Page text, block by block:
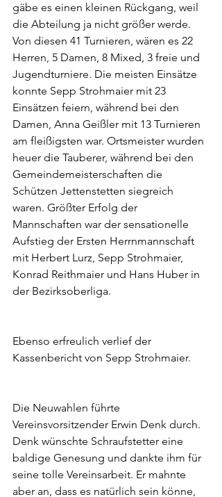
gäbe es einen kleinen Rückgang, weil
die Abteilung ja nicht größer werde.
Von diesen 41 Turnieren, wären es 22
Herren, 5 Damen, 8 Mixed, 3 freie und
Jugendturniere. Die meisten Einsätze
konnte Sepp Strohmaier mit 23
Einsätzen feiern, während bei den
Damen, Anna Geißler mit 13 Turnieren
am fleißigsten war. Ortsmeister wurden
heuer die Tauberer, während bei den
Gemeindemeisterschaften die
Schützen Jettenstetten siegreich
waren. Größter Erfolg der
Mannschaften war der sensationelle
Aufstieg der Ersten Herrnmannschaft
mit Herbert Lurz, Sepp Strohmaier,
Konrad Reithmaier und Hans Huber in
der Bezirksoberliga.
Ebenso erfreulich verlief der
Kassenbericht von Sepp Strohmaier.
Die Neuwahlen führte
Vereinsvorsitzender Erwin Denk durch.
Denk wünschte Schraufstetter eine
baldige Genesung und dankte ihm für
seine tolle Vereinsarbeit. Er mahnte
aber an, dass es natürlich sein könne,